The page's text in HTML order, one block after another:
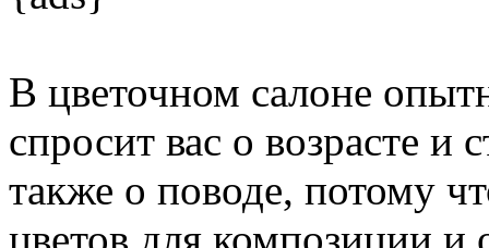
В цветочном салоне
спросит вас о возрасте и
также о поводе, потому
цветов для композиции